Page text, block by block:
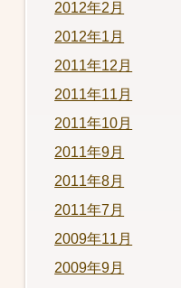
2012年2月
2012年1月
2011年12月
2011年11月
2011年10月
2011年9月
2011年8月
2011年7月
2009年11月
2009年9月